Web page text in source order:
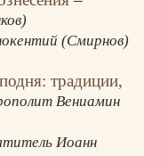
Свт. Иоанн
Священного
сына в конце
Через
зачала Дева Мария.
Иисус Христос.
Христово
(Смирнов)
традиции,
Вениамин
Иоанн